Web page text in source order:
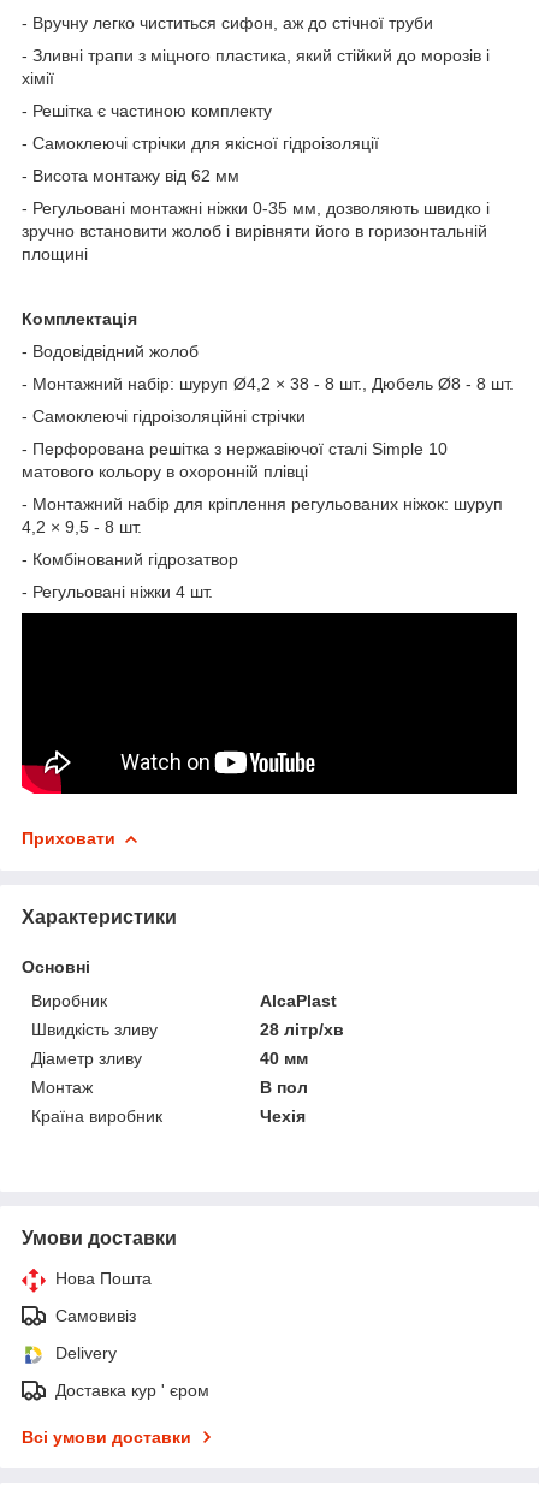
- Вручну легко чиститься сифон, аж до стічної труби
- Зливні трапи з міцного пластика, який стійкий до морозів і
хімії
- Решітка є частиною комплекту
- Самоклеючі стрічки для якісної гідроізоляції
- Висота монтажу від 62 мм
- Регульовані монтажні ніжки 0-35 мм, дозволяють швидко і
зручно встановити жолоб і вирівняти його в горизонтальній
площині
Комплектація
- Водовідвідний жолоб
- Монтажний набір: шуруп Ø4,2 × 38 - 8 шт., Дюбель Ø8 - 8 шт.
- Самоклеючі гідроізоляційні стрічки
- Перфорована решітка з нержавіючої сталі Simple 10
матового кольору в охоронній плівці
- Монтажний набір для кріплення регульованих ніжок: шуруп
4,2 × 9,5 - 8 шт.
- Комбінований гідрозатвор
- Регульовані ніжки 4 шт.
Приховати
Характеристики
Основні
Виробник
AlcaPlast
Швидкість зливу
28 літр/хв
Діаметр зливу
40 мм
Монтаж
В пол
Країна виробник
Чехія
Умови доставки
Нова Пошта
Самовивіз
Delivery
Доставка кур ' єром
Всі умови доставки